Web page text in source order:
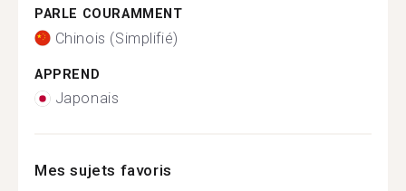
PARLE COURAMMENT
Chinois (Simplifié)
APPREND
Japonais
Mes sujets favoris